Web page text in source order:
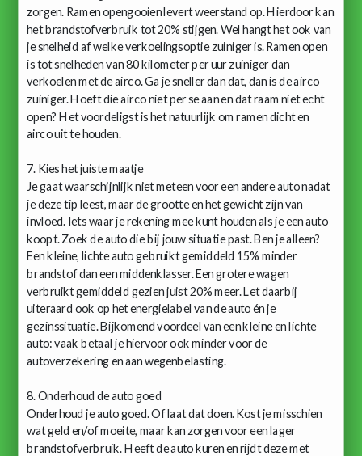
zorgen. Ramen opengooien levert weerstand op. Hierdoor kan
het brandstofverbruik tot 20% stijgen. Wel hangt het ook van
je snelheid af welke verkoelingsoptie zuiniger is. Ramen open
is tot snelheden van 80 kilometer per uur zuiniger dan
verkoelen met de airco. Ga je sneller dan dat, dan is de airco
zuiniger. Hoeft die airco niet per se aan en dat raam niet echt
open? Het voordeligst is het natuurlijk om ramen dicht en
airco uit te houden.
7. Kies het juiste maatje
Je gaat waarschijnlijk niet meteen voor een andere auto nadat
je deze tip leest, maar de grootte en het gewicht zijn van
invloed. Iets waar je rekening mee kunt houden als je een auto
koopt. Zoek de auto die bij jouw situatie past. Ben je alleen?
Een kleine, lichte auto gebruikt gemiddeld 15% minder
brandstof dan een middenklasser. Een grotere wagen
verbruikt gemiddeld gezien juist 20% meer. Let daarbij
uiteraard ook op het energielabel van de auto én je
gezinssituatie. Bijkomend voordeel van een kleine en lichte
auto: vaak betaal je hiervoor ook minder voor de
autoverzekering en aan wegenbelasting.
8. Onderhoud de auto goed
Onderhoud je auto goed. Of laat dat doen. Kost je misschien
wat geld en/of moeite, maar kan zorgen voor een lager
brandstofverbruik. Heeft de auto kuren en rijdt deze met